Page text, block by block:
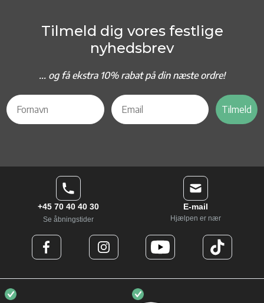
Tilmeld dig vores festlige
nyhedsbrev
... og få ekstra 10% rabat på din næste ordre!
Tilmeld
+45 70 40 40 30
Se åbningstider
E-mail
Hjælpen er nær